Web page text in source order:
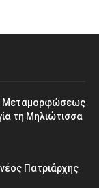
Μεταμορφώσεως
τη Μηλιώτισσα
Πατριάρχης